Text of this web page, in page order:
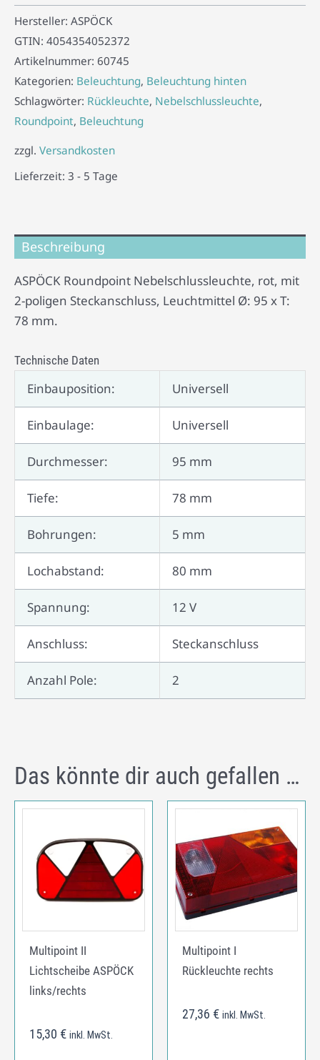
Hersteller: ASPÖCK
GTIN: 4054354052372
Artikelnummer: 60745
Kategorien: Beleuchtung, Beleuchtung hinten
Schlagwörter: Rückleuchte, Nebelschlussleuchte,
Roundpoint, Beleuchtung
zzgl. Versandkosten
Lieferzeit: 3 - 5 Tage
Beschreibung
ASPÖCK Roundpoint Nebelschlussleuchte, rot, mit
2-poligen Steckanschluss, Leuchtmittel Ø: 95 x T:
78 mm.
Technische Daten
Einbauposition: Universell
Einbaulage: Universell
Durchmesser: 95 mm
Tiefe: 78 mm
Bohrungen: 5 mm
Lochabstand: 80 mm
Spannung: 12 V
Anschluss: Steckanschluss
Anzahl Pole: 2
Das könnte dir auch gefallen …
Multipoint II
Lichtscheibe ASPÖCK
links/rechts
15,30 € inkl. MwSt.
Multipoint I
Rückleuchte rechts
27,36 € inkl. MwSt.